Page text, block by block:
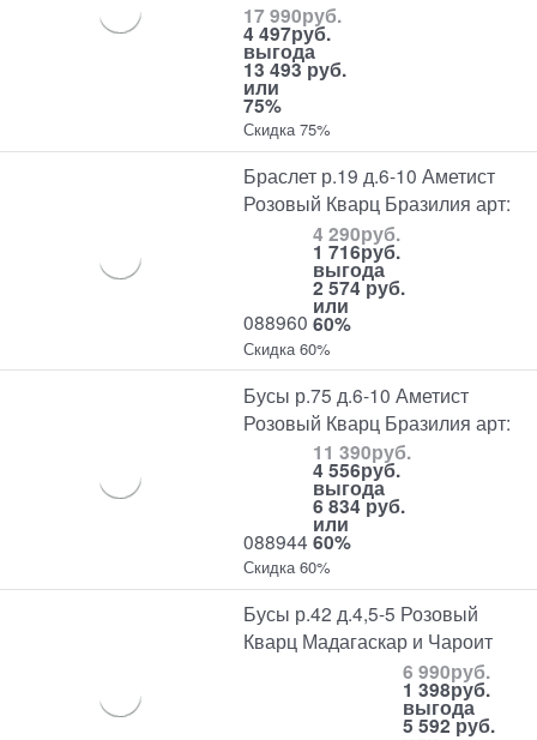
17 990руб.
4 497руб.
выгода
13 493 руб.
или
75%
Скидка 75%
Браслет р.19 д.6-10 Аметист
Розовый Кварц Бразилия арт:
088960
4 290руб.
1 716руб.
выгода
2 574 руб.
или
60%
Скидка 60%
Бусы р.75 д.6-10 Аметист
Розовый Кварц Бразилия арт:
088944
11 390руб.
4 556руб.
выгода
6 834 руб.
или
60%
Скидка 60%
Бусы р.42 д.4,5-5 Розовый
Кварц Мадагаскар и Чароит
6 990руб.
1 398руб.
выгода
5 592 руб.